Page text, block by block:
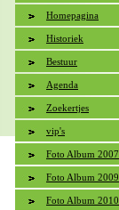
Homepagina
Historiek
Bestuur
Agenda
Zoekertjes
vip's
Foto Album 2007
Foto Album 2009
Foto Album 2010